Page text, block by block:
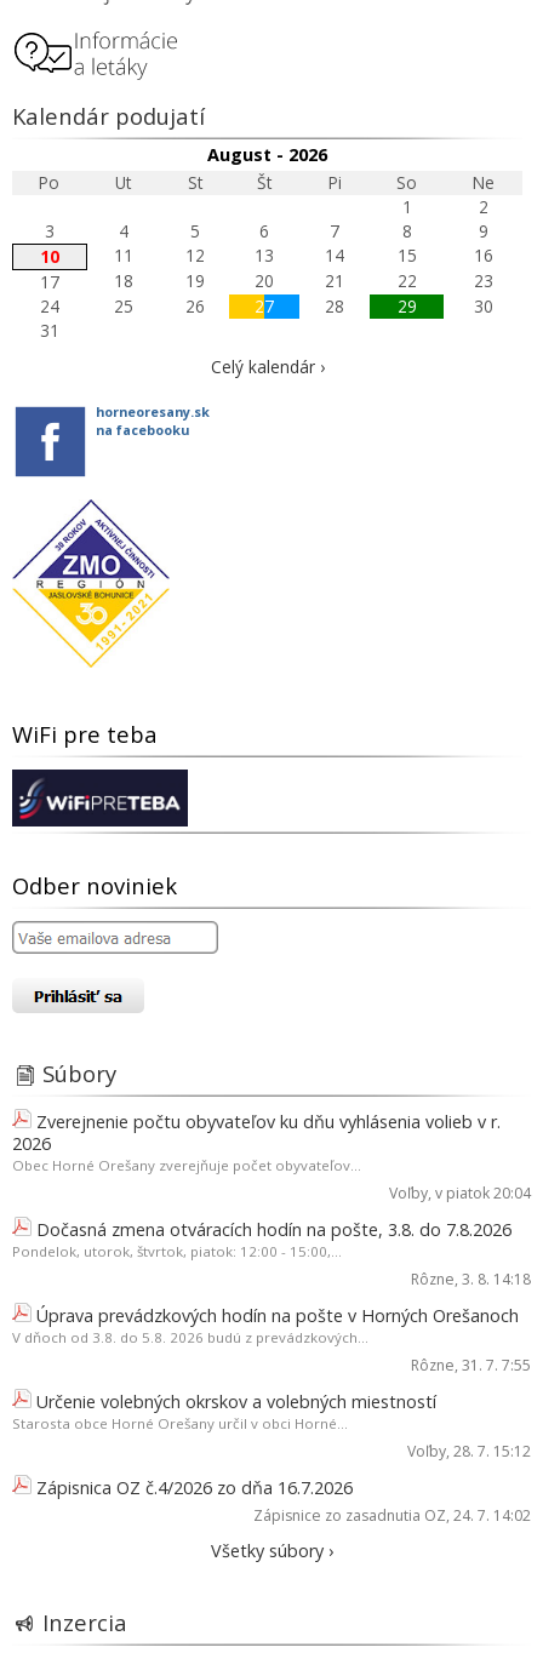
Kalendár podujatí
August - 2026
Po
Ut St Št Pi So
Ne
1
2
3
4 5 6 7 8
9
10
11 12 13 14 15
16
17
18 19 20 21 22
23
24
25 26 27 28 29
30
31
Celý kalendár ›
horneoresany.sk
na facebooku
WiFi pre teba
Odber noviniek
Súbory
Zverejnenie počtu obyvateľov ku dňu vyhlásenia volieb v r.
2026
Obec Horné Orešany zverejňuje počet obyvateľov...
Voľby, v piatok 20:04
Dočasná zmena otváracích hodín na pošte, 3.8. do 7.8.2026
Pondelok, utorok, štvrtok, piatok: 12:00 - 15:00,...
Rôzne, 3. 8. 14:18
Úprava prevádzkových hodín na pošte v Horných Orešanoch
V dňoch od 3.8. do 5.8. 2026 budú z prevádzkových...
Rôzne, 31. 7. 7:55
Určenie volebných okrskov a volebných miestností
Starosta obce Horné Orešany určil v obci Horné...
Voľby, 28. 7. 15:12
Zápisnica OZ č.4/2026 zo dňa 16.7.2026
Zápisnice zo zasadnutia OZ, 24. 7. 14:02
Všetky súbory ›
Inzercia